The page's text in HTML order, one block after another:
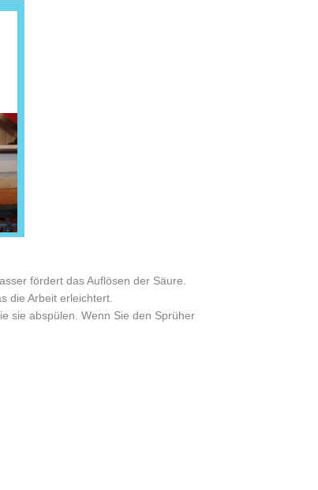
fördert das Auflösen der Säure.
die Arbeit erleichtert.
sie abspülen. Wenn Sie den Sprüher